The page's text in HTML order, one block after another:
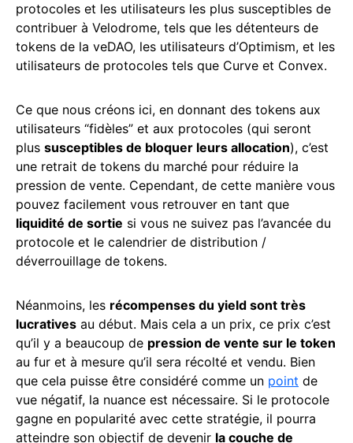
protocoles et les utilisateurs les plus susceptibles de
contribuer à Velodrome, tels que les détenteurs de
tokens de la veDAO, les utilisateurs d’Optimism, et les
utilisateurs de protocoles tels que Curve et Convex.
Ce que nous créons ici, en donnant des tokens aux
utilisateurs “fidèles” et aux protocoles (qui seront
plus susceptibles de bloquer leurs allocation), c’est
une retrait de tokens du marché pour réduire la
pression de vente. Cependant, de cette manière vous
pouvez facilement vous retrouver en tant que
liquidité de sortie si vous ne suivez pas l’avancée du
protocole et le calendrier de distribution /
déverrouillage de tokens.
Néanmoins, les récompenses du yield sont très
lucratives au début. Mais cela a un prix, ce prix c’est
qu’il y a beaucoup de pression de vente sur le token
au fur et à mesure qu’il sera récolté et vendu. Bien
que cela puisse être considéré comme un point de
vue négatif, la nuance est nécessaire. Si le protocole
gagne en popularité avec cette stratégie, il pourra
atteindre son objectif de devenir la couche de